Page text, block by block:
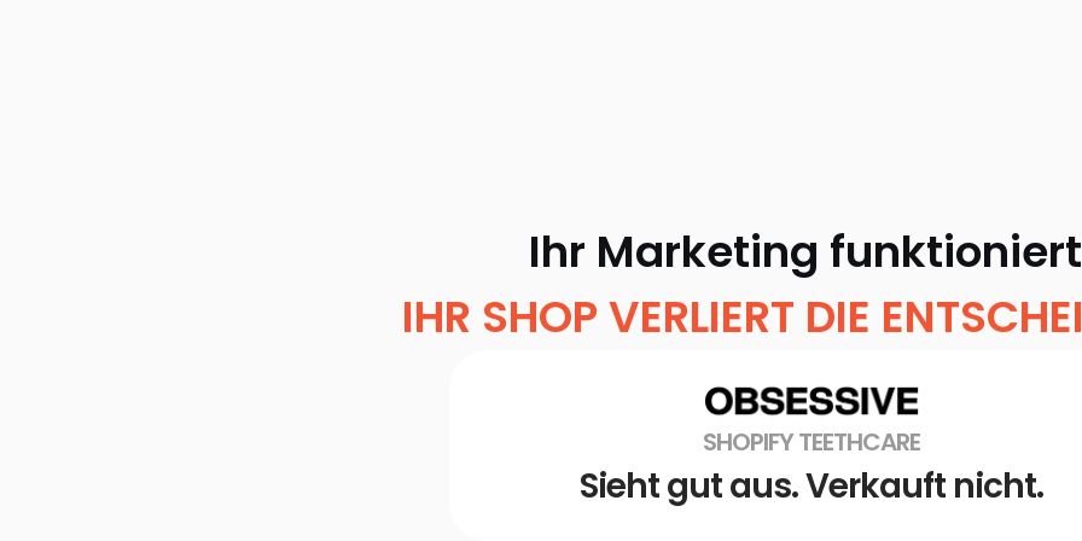
Ihr Marketing
IHR SHOP VERLIERT DIE
SHOPIFY TEETHCARE
Sieht gut aus. Verkauft nicht.